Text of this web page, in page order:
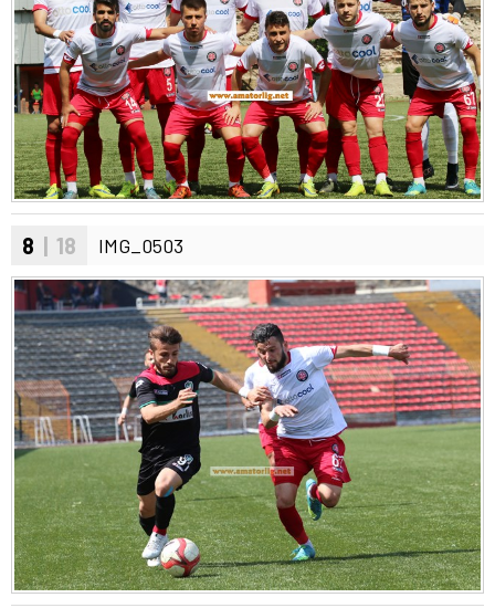
8 | 18 IMG_0503